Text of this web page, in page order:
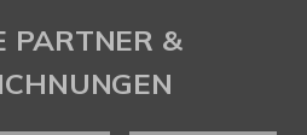
PARTNER &